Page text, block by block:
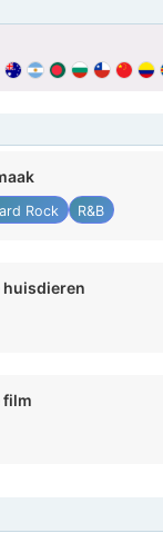
Rock R&B
huisdieren
film